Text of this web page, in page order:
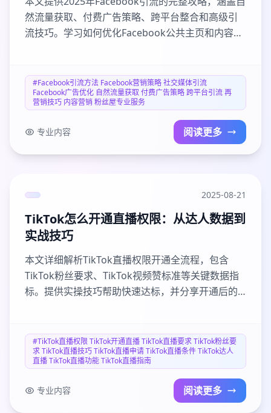
然流量获取、付费广告策略、跨平台整合和高级引
流技巧。学习如何优化Facebook公共主页和内容策
误的实用建议和最新趋势分析，帮助您构建可持续
的Facebook引流体系。
#Facebook引流方法 Facebook营销策略 社交媒体引流
Facebook广告优化 自然流量获取 付费广告策略 跨平台引流 再
营销技巧 内容营销 粉丝屋专业服务
专业内容 阅读更多
2025-08-21
TikTok怎么开通直播权限：从达人数据到
实战技巧
本文详细解析TikTok直播权限开通全流程，包含
TikTok粉丝要求、TikTok视频赞标准等关键数据指
标。提供实操技巧帮助快速达标，并分享开通后的
之旅。
#TikTok直播权限 TikTok开通直播 TikTok直播要求 TikTok粉丝要
求 TikTok直播技巧 TikTok直播申请 TikTok直播条件 TikTok达人
直播 TikTok直播功能 TikTok直播指南
专业内容 阅读更多